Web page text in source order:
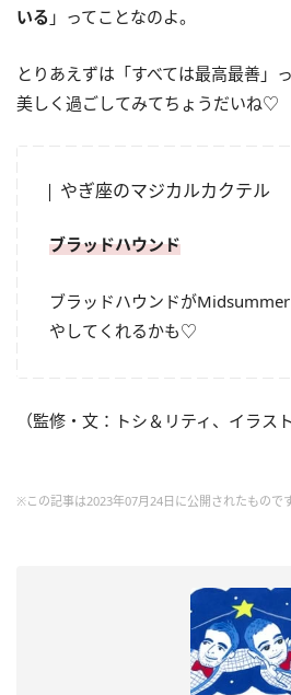
いる 」ってことなのよ。
とりあえずは「すべては最高最善」
美しく過ごしてみてちょうだいね♡
やぎ座のマジカルカクテル
ブラッドハウンド
ブラッドハウンドが
やしてくれるかも♡
（監修・文：トシ＆リティ、イラス
※この記事は2023年07月24日に公開されたもので